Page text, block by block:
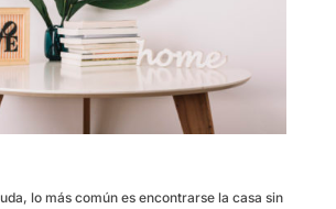
lo más común es encontrarse la casa sin